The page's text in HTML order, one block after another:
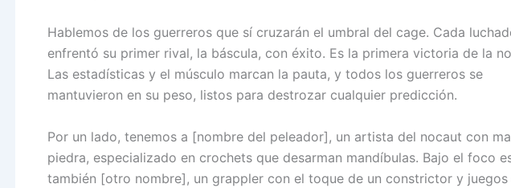
Hablemos de los guerreros que sí cruzarán el umbral del cage. Cada
enfrentó su primer rival, la báscula, con éxito. Es la primera victoria de la
Las estadísticas y el músculo marcan la pauta, y todos los guerreros se
mantuvieron en su peso, listos para destrozar cualquier predicción.
Por un lado, tenemos a [nombre del peleador], un artista del nocaut con
piedra, especializado en crochets que desarman mandíbulas. Bajo el foco
también [otro nombre], un grappler con el toque de un constrictor y juegos